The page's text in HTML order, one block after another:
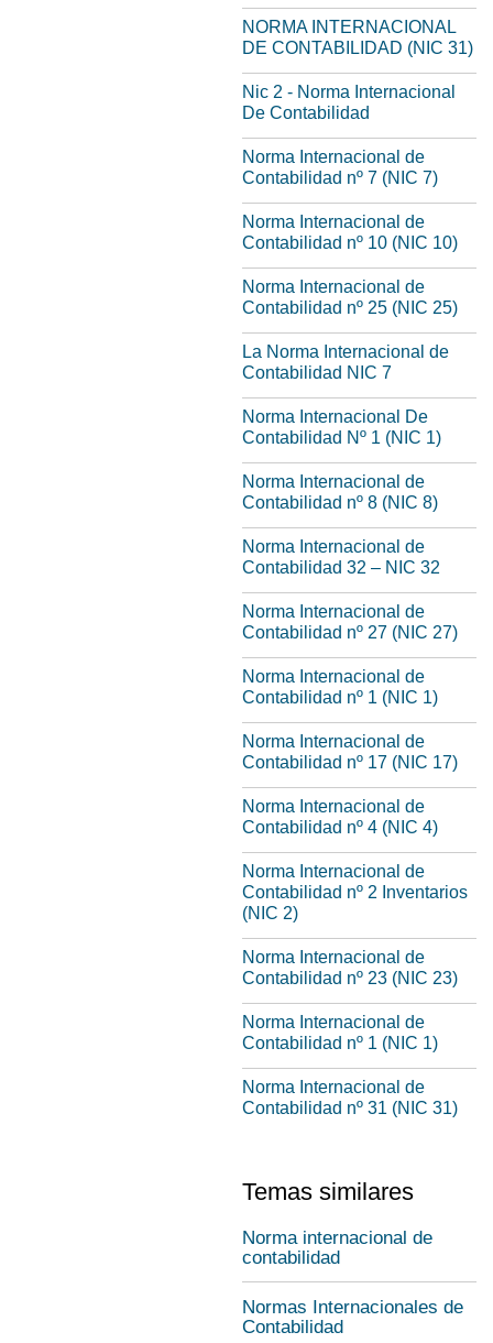
NORMA INTERNACIONAL
DE CONTABILIDAD (NIC 31)
Nic 2 - Norma Internacional
De Contabilidad
Norma Internacional de
Contabilidad nº 7 (NIC 7)
Norma Internacional de
Contabilidad nº 10 (NIC 10)
Norma Internacional de
Contabilidad nº 25 (NIC 25)
La Norma Internacional de
Contabilidad NIC 7
Norma Internacional De
Contabilidad Nº 1 (NIC 1)
Norma Internacional de
Contabilidad nº 8 (NIC 8)
Norma Internacional de
Contabilidad 32 – NIC 32
Norma Internacional de
Contabilidad nº 27 (NIC 27)
Norma Internacional de
Contabilidad nº 1 (NIC 1)
Norma Internacional de
Contabilidad nº 17 (NIC 17)
Norma Internacional de
Contabilidad nº 4 (NIC 4)
Norma Internacional de
Contabilidad nº 2 Inventarios
(NIC 2)
Norma Internacional de
Contabilidad nº 23 (NIC 23)
Norma Internacional de
Contabilidad nº 1 (NIC 1)
Norma Internacional de
Contabilidad nº 31 (NIC 31)
Temas similares
Norma internacional de
contabilidad
Normas Internacionales de
Contabilidad